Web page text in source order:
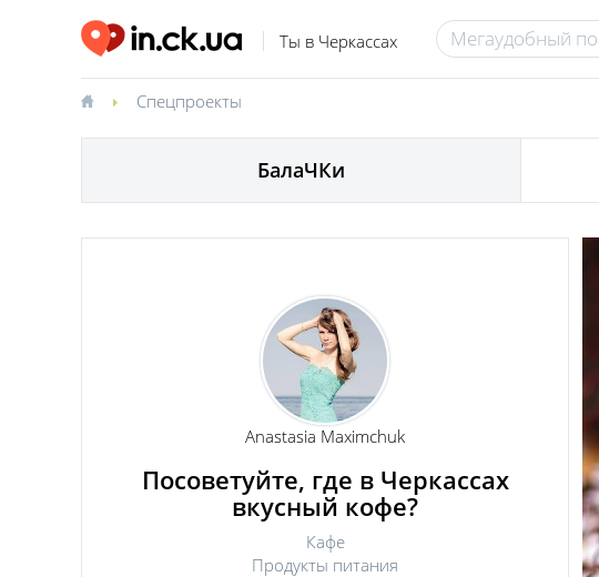
Ты в Черкассах
Спецпроекты
БалаЧКи
Anastasia Maximchuk
Посоветуйте, где в Черкассах
вкусный кофе?
Кафе
Продукты питания